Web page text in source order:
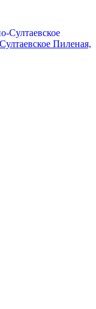
Пиленая,